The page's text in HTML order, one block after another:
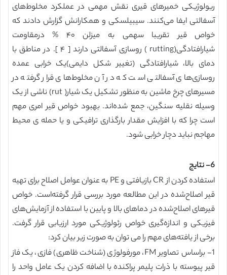
ریولوژیکی خمیرهای قیری نقش مهمی در عملکرد مخلوط‌های
آسفالتی ایفا می‌کنند. سیبیلسکی و همکارانش گزارش دادند که
خواص قیر تقریبا سهمی به میزلن ۴۰ % درمقاومت
شیارافتادگی(rutting ) روسازی آسفالتی دارند [‏ ۴ ]‏. در مناطق با
دمای بالا، شیارافتادگی (‏تغییر شکل دایمی)‏یک خرابی عمده
روسازی‌های آسفالتی است که در آن مخلوط‌های قرار گرفته در
مسیرهای چرخ ماشین به منظور تشکیل یک شیار( rut) ناشی از یک
وسیله نقلیه سنگین، جمع شده‌اند. بهبود خواص قیر امری مهم
است چرا که با افزایش مقدار بارگذاری ترافیکی و یا حمله ی محیط
مهاجم نباید دچار خرابی شود.
6- نتایج
استفاده کردن از CR بازیافتی و PE به عنوان عوامل اصلاح برای تهیه
قیر اصلاح‌شده در این مطالعه مورد بررسی قرار گرفته‌است. خواص
قیرهای اصلاح‌شده در دماهای بالا و پایین با استفاده از آزمایش‌های
فیزیکی و اندازه‌گیری خواص رئولوژیکی مورد ارزیابی قرار گرفت.
برخی از یافته‌های مهم را می توان به صورت زیر بیان کرد:
1- ‏براساس تصاویر FM، مورفولوژی (شناخت ظاهری) فازی، یک فاز
قیر پیوسته با ذرات پلیمر پراکنده با اضافه کردن یک عامل واحد را